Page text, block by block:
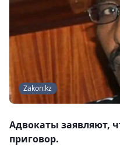
Zakon.kz
Адвокаты заявляют,
приговор.